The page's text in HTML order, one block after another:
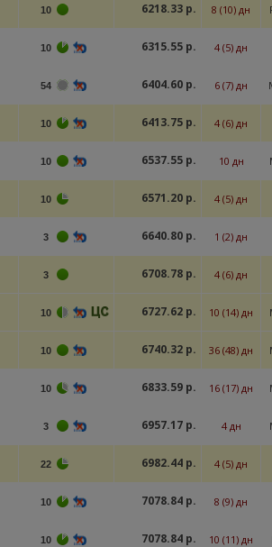
10 6218.33 р. 8 (10) дн
10 6315.55 р. 4 (5) дн
54 6404.60 р. 6 (7) дн
10 6413.75 р. 4 (6) дн
10 6537.55 р. 10 дн
10 6571.20 р. 4 (5) дн
3 6640.80 р. 1 (2) дн
3 6708.78 р. 4 (6) дн
10 6727.62 р. 10 (14) дн
10 6740.32 р. 36 (48) дн
10 6833.59 р. 16 (17) дн
3 6957.17 р. 4 дн
22 6982.44 р. 4 (5) дн
10 7078.84 р. 8 (9) дн
10 7078.84 р. 10 (11) дн